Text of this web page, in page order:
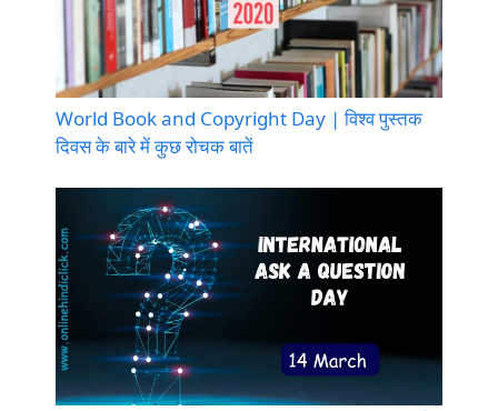
World Book and Copyright Day | विश्व पुस्तक
दिवस के बारे में कुछ रोचक बातें